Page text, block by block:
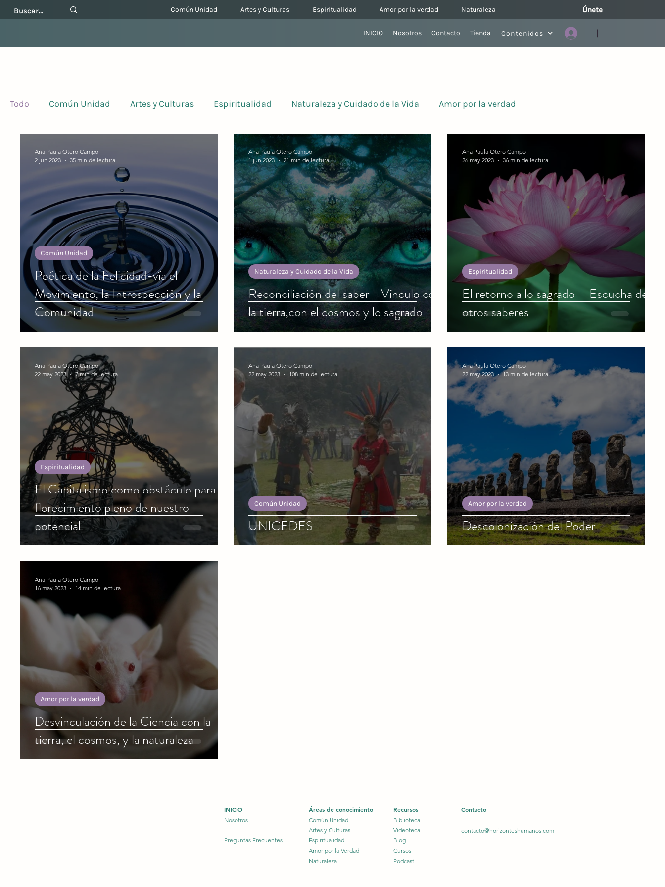
Únete
Común Unidad Artes y Culturas Espiritualidad Amor por la verdad Naturaleza
INICIO Nosotros Contacto Tienda Contenidos |
Todo Común Unidad Artes y Culturas Espiritualidad Naturaleza y Cuidado de la Vida Amor por la verdad
Poética de la Felicidad-vía el
Movimiento, la Introspección y la
Comunidad-
Común Unidad
Ana Paula Otero Campo
2 jun 2023
35 min de lectura
Reconciliación del saber - Vínculo con
la tierra,con el cosmos y lo sagrado
Naturaleza y Cuidado de la Vida
Ana Paula Otero Campo
1 jun 2023
21 min de lectura
El retorno a lo sagrado – Escucha de
otros saberes
Espiritualidad
Ana Paula Otero Campo
26 may 2023
36 min de lectura
El Capitalismo como obstáculo para el
florecimiento pleno de nuestro
potencial
Espiritualidad
Ana Paula Otero Campo
22 may 2023
7 min de lectura
UNICEDES
Común Unidad
Ana Paula Otero Campo
22 may 2023
108 min de lectura
Descolonización del Poder
Amor por la verdad
Ana Paula Otero Campo
22 may 2023
13 min de lectura
Desvinculación de la Ciencia con la
tierra, el cosmos, y la naturaleza
Amor por la verdad
Ana Paula Otero Campo
16 may 2023
14 min de lectura
INICIO
Nosotros
Preguntas Frecuentes
Áreas de conocimiento
Común Unidad
Artes y Culturas
Espiritualidad
Amor por la Verdad
Naturaleza
Recursos
Biblioteca
Videoteca
Blog
Cursos
Podcast
Contacto
contacto@horizonteshumanos.com